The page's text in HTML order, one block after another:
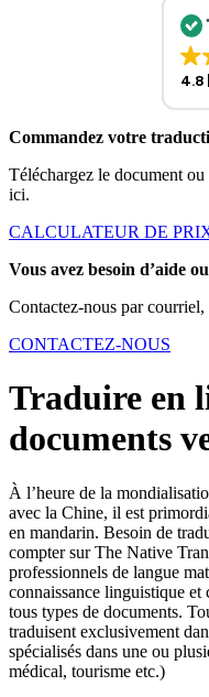
4.8
Commandez votre
Téléchargez le document
ici.
CALCULATEUR DE
Vous avez besoin d’aide
Contactez-nous par
CONTACTEZ-NOUS
Traduire en
documents
À l’heure de la
avec la Chine, il est
en mandarin. Besoin de
compter sur The Native
professionnels de langue
connaissance linguistique
tous types de documents.
traduisent exclusivement
spécialisés dans une ou
médical, tourisme etc.)